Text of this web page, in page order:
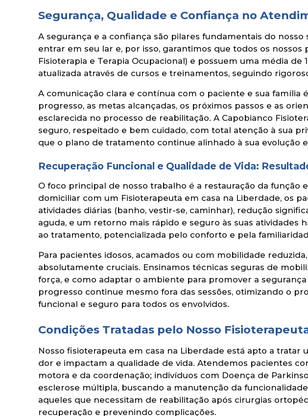
Segurança, Qualidade e Confiança no
A segurança e a confiança são pilares fundamentais do
entrar em seu lar e, por isso, garantimos que todos os
Fisioterapia e Terapia Ocupacional) e possuem uma média
atualizada através de cursos e treinamentos, seguindo
A comunicação clara e contínua com o paciente e sua
progresso, as metas alcançadas, os próximos passos e as
esclarecida no processo de reabilitação. A Capobianco
seguro, respeitado e bem cuidado, com total atenção à sua
que o plano de tratamento continue alinhado à sua evolução
Recuperação Funcional e Qualidade de Vida:
O foco principal de nosso trabalho é a restauração da função
domiciliar com um Fisioterapeuta em casa na Liberdade, os
atividades diárias (banho, vestir-se, caminhar), redução
aguda, e um retorno mais rápido e seguro às suas
ao tratamento, potencializada pelo conforto e pela
Para pacientes idosos, acamados ou com mobilidade
absolutamente cruciais. Ensinamos técnicas seguras de
força, e como adaptar o ambiente para promover a
progresso continue mesmo fora das sessões, otimizando o
funcional e seguro para todos os envolvidos.
Condições Tratadas pelo Nosso
Nosso fisioterapeuta em casa na Liberdade está apto a
dor e impactam a qualidade de vida. Atendemos pacientes
motora e da coordenação; indivíduos com Doença de
esclerose múltipla, buscando a manutenção da
aqueles que necessitam de reabilitação após cirurgias
recuperação e prevenindo complicações.